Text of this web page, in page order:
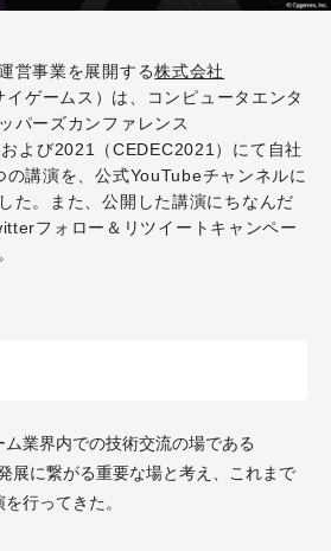
営事業を展開する株式会社
イゲームス）は、コンピュータエンタ
パーズカンファレンス
よび2021（CEDEC2021）にて自社
の講演を、公式YouTubeチャンネルに
た。また、公開した講演にちなんだ
フォロー＆リツイートキャンペー
業界内での技術交流の場である
展に繋がる重要な場と考え、これまで
行ってきた。